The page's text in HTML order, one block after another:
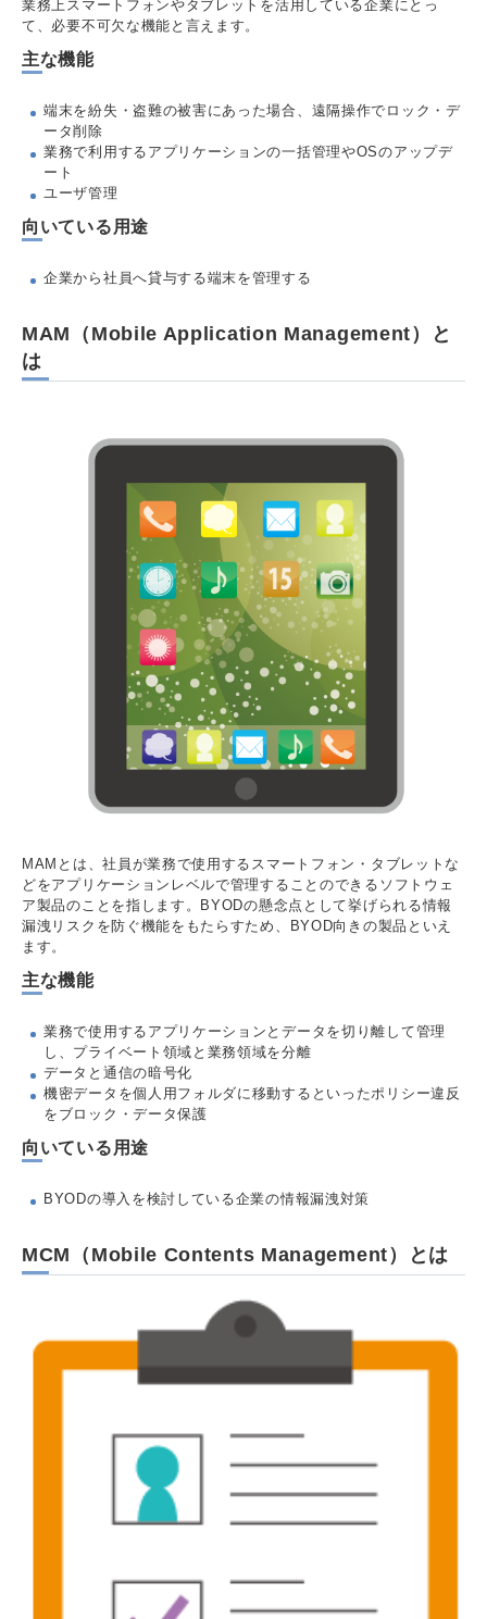
業務上スマートフォンやタブレットを活用している企業にとっ
て、必要不可欠な機能と言えます。
主な機能
端末を紛失・盗難の被害にあった場合、遠隔操作でロック・デ
ータ削除
業務で利用するアプリケーションの一括管理やOSのアップデ
ート
ユーザ管理
向いている用途
企業から社員へ貸与する端末を管理する
MAM（Mobile Application Management）と
は
MAMとは、社員が業務で使用するスマートフォン・タブレットな
どをアプリケーションレベルで管理することのできるソフトウェ
ア製品のことを指します。BYODの懸念点として挙げられる情報
漏洩リスクを防ぐ機能をもたらすため、BYOD向きの製品といえ
ます。
主な機能
業務で使用するアプリケーションとデータを切り離して管理
し、プライベート領域と業務領域を分離
データと通信の暗号化
機密データを個人用フォルダに移動するといったポリシー違反
をブロック・データ保護
向いている用途
BYODの導入を検討している企業の情報漏洩対策
MCM（Mobile Contents Management）とは